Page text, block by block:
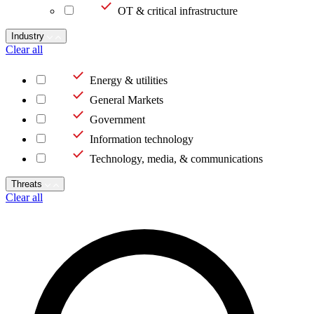
OT & critical infrastructure
Industry
Clear all
Energy & utilities
General Markets
Government
Information technology
Technology, media, & communications
Threats
Clear all